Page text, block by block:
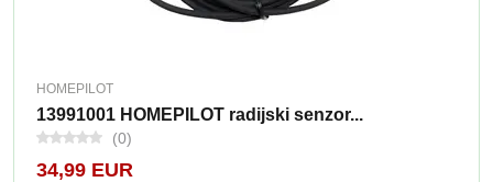
HOMEPILOT
13991001 HOMEPILOT radijski senzor...
(0)
34,99 EUR